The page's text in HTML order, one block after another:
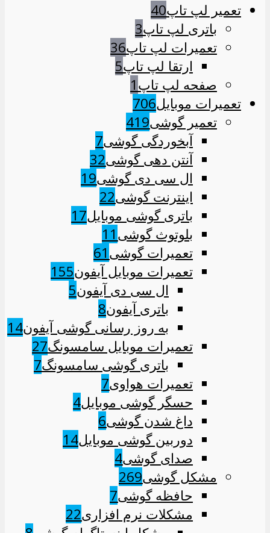
تعمیر لپ تاپ40
باتری لپ تاپ3
تعمیرات لپ تاپ36
ارتقا لپ تاپ5
صفحه لپ تاپ1
تعمیرات موبایل706
تعمیر گوشی419
آبخوردگی گوشی7
آنتن دهی گوشی32
ال سی دی گوشی19
اینترنت گوشی22
باتری گوشی موبایل17
بلوتوث گوشی11
تعمیرات گوشی61
تعمیرات موبایل آیفون155
ال سی دی آیفون5
باتری آیفون8
به روز رسانی گوشی آیفون14
تعمیرات موبایل سامسونگ27
باتری گوشی سامسونگ7
تعمیرات هواوی7
حسگر گوشی موبایل4
داغ شدن گوشی6
دوربین گوشی موبایل14
صدای گوشی4
مشکل گوشی269
حافظه گوشی7
مشکلات نرم افزاری22